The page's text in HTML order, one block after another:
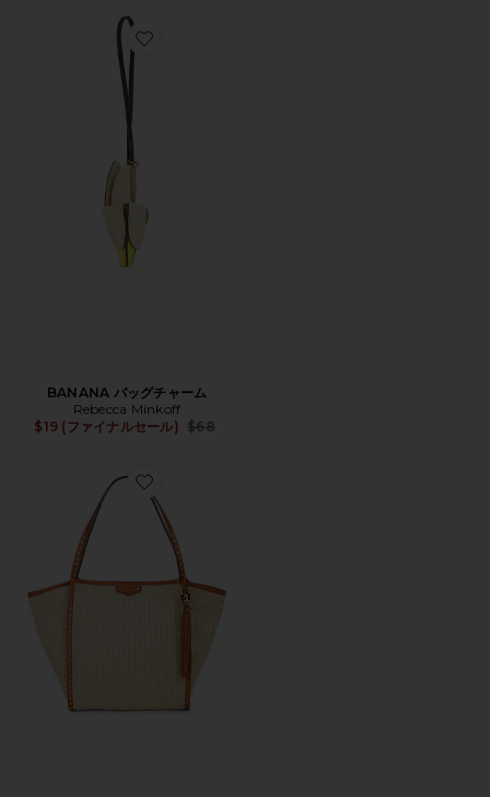
Favorite BANANA バッグチャーム
BANANA バッグチャーム
Rebecca Minkoff
$19 (ファイナルセール) Previous price:
$68